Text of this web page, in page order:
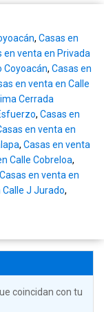
, Casas en
en venta en Privada
Coyoacán, Casas en
en venta en Calle
Cerrada
, Casas en
en venta en
, Casas en venta
Calle Cobreloa,
Casas en venta en
Calle J Jurado,
coincidan con tu